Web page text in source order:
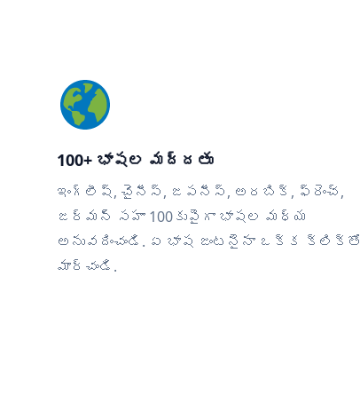
100+ భాషల మద్దతు
ఇంగ్లీష్, చైనీస్, జపనీస్, అరబిక్, ఫ్రెంచ్,
జర్మన్ సహా 100కుపైగా భాషల మధ్య
అనువదించండి. ఏ భాష జంటనైనా ఒక్క క్లిక్‌తో
మార్చండి.